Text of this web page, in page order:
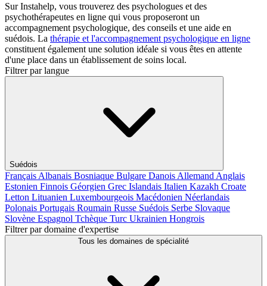
Sur Instahelp, vous trouverez des psychologues et des
psychothérapeutes en ligne qui vous proposeront un
accompagnement psychologique, des conseils et une aide en
suédois. La thérapie et l'accompagnement psychologique en ligne
constituent également une solution idéale si vous êtes en attente
d'une place dans un établissement de soins local.
Filtrer par langue
Suédois
Français Albanais Bosniaque Bulgare Danois Allemand Anglais
Estonien Finnois Géorgien Grec Islandais Italien Kazakh Croate
Letton Lituanien Luxembourgeois Macédonien Néerlandais
Polonais Portugais Roumain Russe Suédois Serbe Slovaque
Slovène Espagnol Tchèque Turc Ukrainien Hongrois
Filtrer par domaine d'expertise
Tous les domaines de spécialité